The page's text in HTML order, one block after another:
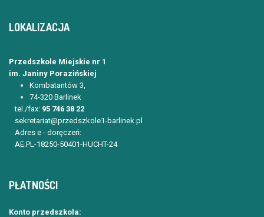
LOKALIZACJA
Przedszkole Miejskie nr 1
im. Janiny Porazińskiej
Kombatantów 3,
74-320 Barlinek
tel./fax: 95 746 38 22
sekretariat@przedszkole1-barlinek.pl
Adres e - doręczeń:
AE:PL-18250-50401-HUCHT-24
PŁATNOŚCI
Konto przedszkola: